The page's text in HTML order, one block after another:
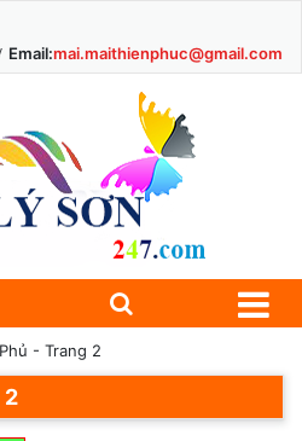
Email:mai.maithienphuc@gmail.com
- Trang 2
2